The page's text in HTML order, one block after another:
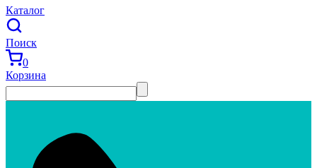
Каталог
Поиск
0
Корзина